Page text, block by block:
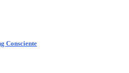
Consciente